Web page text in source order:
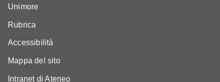
Unimore
Rubrica
Accessibilità
Mappa del sito
Intranet di Ateneo